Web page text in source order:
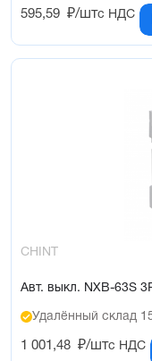
595,59 ₽/штс НДС
CHINT
Авт. выкл. NXB-63S
Удалённый склад
1 001,48 ₽/штс НДС